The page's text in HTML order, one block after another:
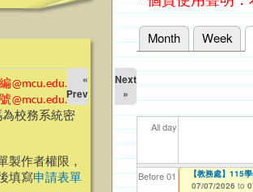
@mcu.edu.tw
@mcu.edu.tw
校務系統密
製作者權限，
填寫申請表單
Primary tabs
Month Week
«
Prev
Next
»
All day
Before 01
【資網處】
整合系統～表單
【財務處】工讀
11/12/2021 to
【財務處】漏打
錄
114
04/
【學
07/
商品
11/
教務
11/
【教學暨學習資
06/23/2026 to
【教務處】115
07/07/2026 to